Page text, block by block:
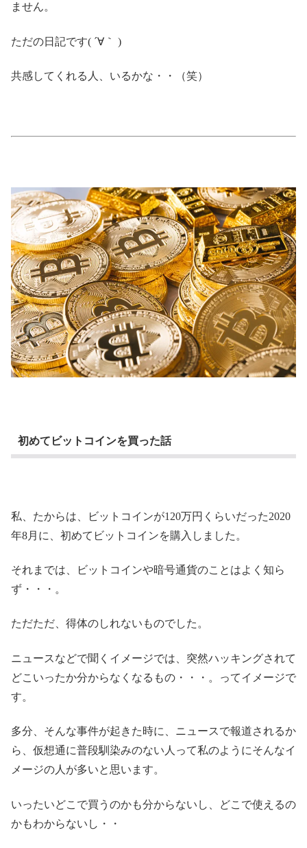
ません。
ただの日記です( ´∀｀ )
共感してくれる人、いるかな・・（笑）
初めてビットコインを買った話
私、たからは、ビットコインが120万円くらいだった2020
年8月に、初めてビットコインを購入しました。
それまでは、ビットコインや暗号通貨のことはよく知ら
ず・・・。
ただただ、得体のしれないものでした。
ニュースなどで聞くイメージでは、突然ハッキングされて
どこいったか分からなくなるもの・・・。ってイメージで
す。
多分、そんな事件が起きた時に、ニュースで報道されるか
ら、仮想通に普段馴染みのない人って私のようにそんなイ
メージの人が多いと思います。
いったいどこで買うのかも分からないし、どこで使えるの
かもわからないし・・